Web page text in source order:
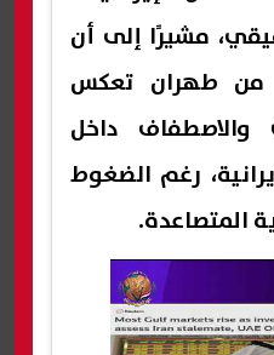
مشيرًا إلى أن
من طهران تعكس
داخل
رغم الضغوط
المتصاعدة.